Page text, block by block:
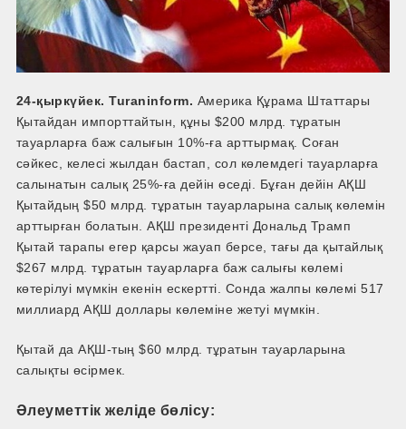
24-қыркүйек. Turaninform. Америка Құрама Штаттары
Қытайдан импорттайтын, құны $200 млрд. тұратын
тауарларға баж салығын 10%-ға арттырмақ. Соған
сәйкес, келесі жылдан бастап, сол көлемдегі тауарларға
салынатын салық 25%-­ға дейін өседі. Бұған дейін АҚШ
Қытайдың $50 млрд. тұратын тауарларына салық көлемін
арттырған болатын. АҚШ президенті Дональд Трамп
Қытай тарапы егер қарсы жауап берсе, тағы да қытайлық
$267 млрд. тұратын тауарларға баж салығы көлемі
көтерілуі мүмкін екенін ескертті. Сонда жалпы көлемі 517
миллиард АҚШ доллары көлеміне жетуі мүмкін.
Қытай да АҚШ-­тың $60 млрд. тұратын тауарларына
салықты өсірмек.
Әлеуметтік желіде бөлісу: